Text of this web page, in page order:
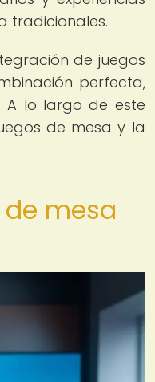
tradicionales.
de juegos
perfecta,
A lo largo de este
de mesa y la
mesa